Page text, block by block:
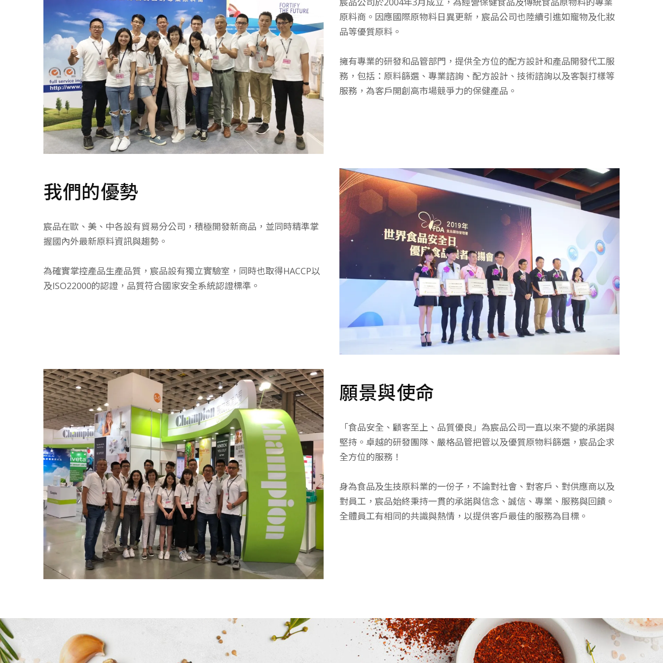
原料商。因應國際原物料日異更新，宸品公司也陸續引進如寵物及化妝
品等優質原料。
擁有專業的研發和品管部門，提供全方位的配方設計和產品開發代工服
務，包括：原料篩選、專業諮詢、配方設計、技術諮詢以及客製打樣等
服務，為客戶開創高市場競爭力的保健產品。
我們的優勢
宸品在歐、美、中各設有貿易分公司，積極開發新商品，並同時精準掌
握國內外最新原料資訊與趨勢。
為確實掌控產品生產品質，宸品設有獨立實驗室，同時也取得HACCP以
及ISO22000的認證，品質符合國家安全系統認證標準。
願景與使命
「食品安全、顧客至上、品質優良」為宸品公司一直以來不變的承諾與
堅持。卓越的研發團隊、嚴格品管把管以及優質原物料篩選，宸品企求
全方位的服務！
身為食品及生技原料業的一份子，不論對社會、對客戶、對供應商以及
對員工，宸品始終秉持一貫的承諾與信念、誠信、專業、服務與回饋。
全體員工有相同的共識與熱情，以提供客戶最佳的服務為目標。